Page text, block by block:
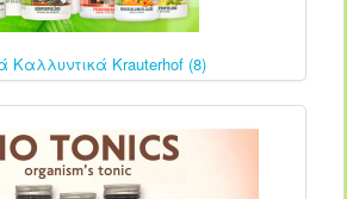
Καλλυντικά Krauterhof (8)